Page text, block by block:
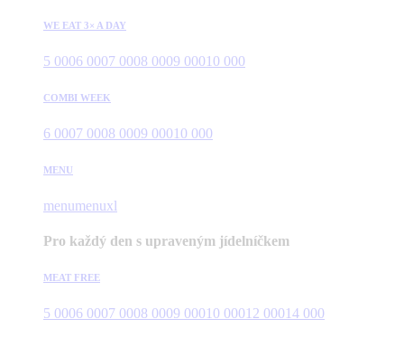
WE EAT 3× A DAY
5 0006 0007 0008 0009 00010 000
COMBI WEEK
6 0007 0008 0009 00010 000
MENU
menumenuxl
Pro každý den s upraveným jídelníčkem
MEAT FREE
5 0006 0007 0008 0009 00010 00012 00014 000